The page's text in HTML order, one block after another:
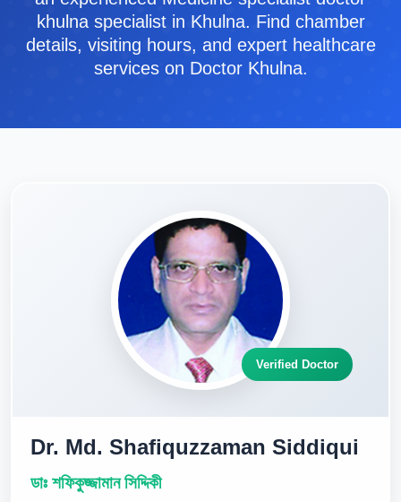
khulna specialist in Khulna. Find chamber
details, visiting hours, and expert healthcare
services on Doctor Khulna.
Verified Doctor
Dr. Md. Shafiquzzaman Siddiqui
ডাঃ শফিকুজ্জামান সিদ্দিকী